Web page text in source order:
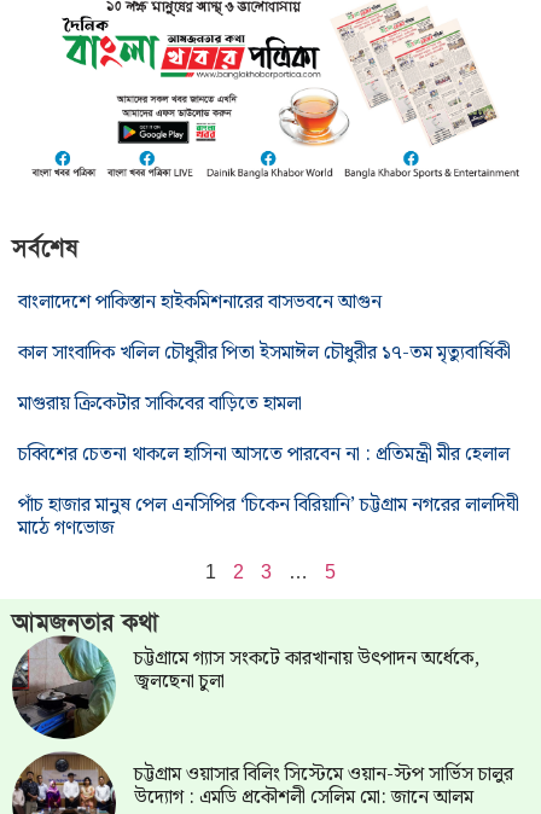
সর্বশেষ
বাংলাদেশে পাকিস্তান হাইকমিশনারের বাসভবনে আগুন
কাল সাংবাদিক খলিল চৌধুরীর পিতা ইসমাঈল চৌধুরীর ১৭-তম মৃত্যুবার্ষিকী
মাগুরায় ক্রিকেটার সাকিবের বাড়িতে হামলা
চব্বিশের চেতনা থাকলে হাসিনা আসতে পারবেন না : প্রতিমন্ত্রী মীর হেলাল
পাঁচ হাজার মানুষ পেল এনসিপির ‘চিকেন বিরিয়ানি’ চট্টগ্রাম নগরের লালদিঘী
মাঠে গণভোজ
1 2 3 … 5
আমজনতার কথা
চট্টগ্রামে গ্যাস সংকটে কারখানায় উৎপাদন অর্ধেকে,
জ্বলছেনা চুলা
চট্টগ্রাম ওয়াসার বিলিং সিস্টেমে ওয়ান-স্টপ সার্ভিস চালুর
উদ্যোগ : এমডি প্রকৌশলী সেলিম মো: জানে আলম